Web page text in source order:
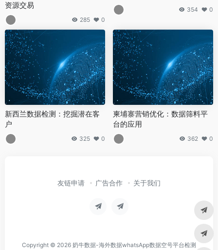
资源交易
285 0
354 0
新西兰数据检测：挖掘潜在客
户
325 0
柬埔寨营销优化：数据筛料平
台的应用
362 0
友链申请 广告合作 关于我们
Copyright © 2026 奶牛数据-海外数据whatsApp数据空号平台检测